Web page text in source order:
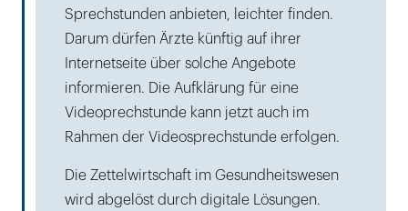
Sprechstunden anbieten, leichter finden.
Darum dürfen Ärzte künftig auf ihrer
Internetseite über solche Angebote
informieren. Die Aufklärung für eine
Videoprechstunde kann jetzt auch im
Rahmen der Videosprechstunde erfolgen.
Die Zettelwirtschaft im Gesundheitswesen
wird abgelöst durch digitale Lösungen.